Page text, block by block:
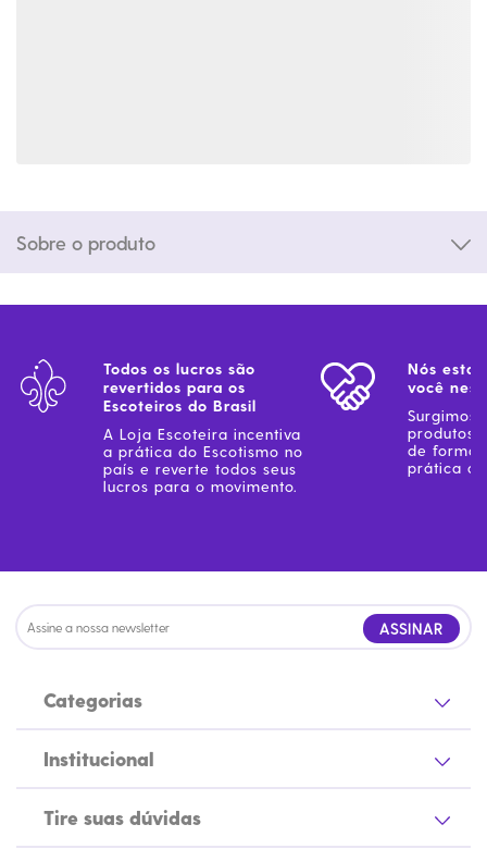
Sobre o produto
Todos os lucros são
revertidos para os
Escoteiros do Brasil
A Loja Escoteira incentiva
a prática do Escotismo no
país e reverte todos seus
lucros para o movimento.
Nós
você
Surgimos
produtos
de forma
prática
ASSINAR
Categorias
Institucional
Tire suas dúvidas